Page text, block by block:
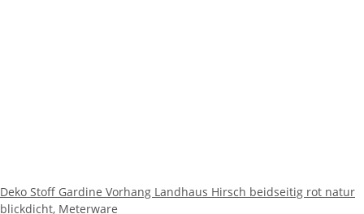
Deko Stoff Gardine Vorhang Landhaus Hirsch beidseitig rot natur
blickdicht, Meterware